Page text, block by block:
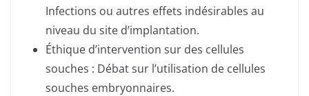
Infections ou autres effets indésirables au
niveau du site d’implantation.
Éthique d’intervention sur des cellules
souches : Débat sur l’utilisation de cellules
souches embryonnaires.